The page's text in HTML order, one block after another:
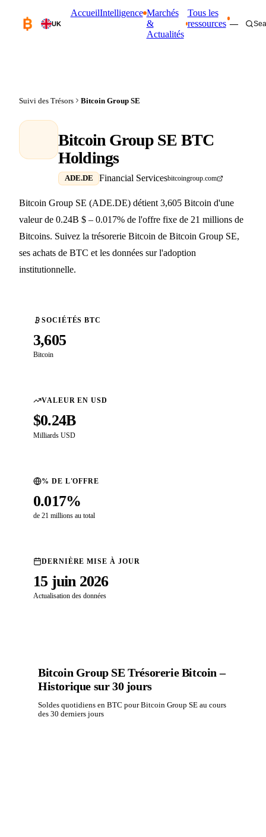
UK
AccueilIntelligence Marchés
&
Actualités
Tous les
ressources —
Suivi des Trésors Bitcoin Group SE
Bitcoin Group SE BTC
Holdings
ADE.DE Financial Servicesbitcoingroup.com
Bitcoin Group SE (ADE.DE) détient 3,605 Bitcoin d'une
valeur de 0.24B $ – 0.017% de l'offre fixe de 21 millions de
Bitcoins. Suivez la trésorerie Bitcoin de Bitcoin Group SE,
ses achats de BTC et les données sur l'adoption
institutionnelle.
SOCIÉTÉS BTC
3,605
Bitcoin
VALEUR EN USD
$0.24B
Milliards USD
% DE L'OFFRE
0.017%
de 21 millions au total
DERNIÈRE MISE À JOUR
15 juin 2026
Actualisation des données
Bitcoin Group SE Trésorerie Bitcoin –
Historique sur 30 jours
Soldes quotidiens en BTC pour Bitcoin Group SE au cours
des 30 derniers jours